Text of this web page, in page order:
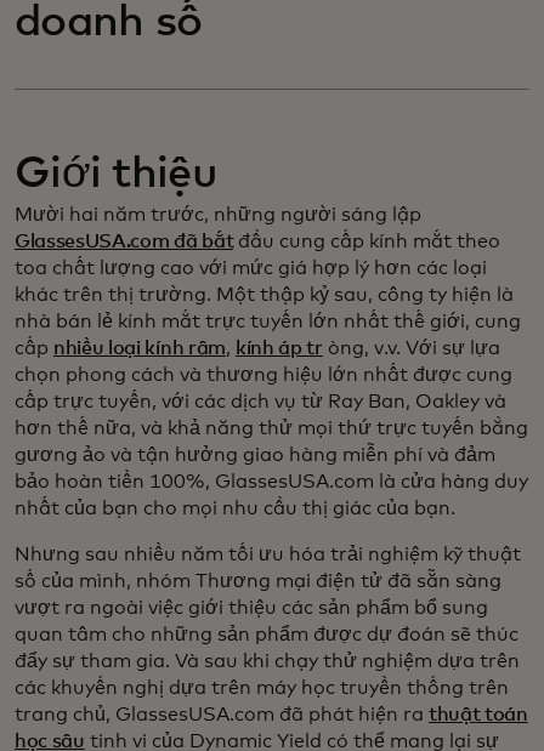
doanh số
Giới thiệu
Mười hai năm trước, những người sáng lập
GlassesUSA.com đã bắtđầu cung cấp kính mắt theo
toa chất lượng cao với mức giá hợp lý hơn các loại
khác trên thị trường. Một thập kỷ sau, công ty hiện là
nhà bán lẻ kính mắt trực tuyến lớn nhất thế giới, cung
cấp nhiều loại kính râm, kính áp tròng, v.v. Với sự lựa
chọn phong cách và thương hiệu lớn nhất được cung
cấp trực tuyến, với các dịch vụ từ Ray Ban, Oakley và
hơn thế nữa, và khả năng thử mọi thứ trực tuyến bằng
gương ảo và tận hưởng giao hàng miễn phí và đảm
bảo hoàn tiền 100%, GlassesUSA.com là cửa hàng duy
nhất của bạn cho mọi nhu cầu thị giác của bạn.
Nhưng sau nhiều năm tối ưu hóa trải nghiệm kỹ thuật
số của mình, nhóm Thương mại điện tử đã sẵn sàng
vượt ra ngoài việc giới thiệu các sản phẩm bổ sung
quan tâm cho những sản phẩm được dự đoán sẽ thúc
đẩy sự tham gia. Và sau khi chạy thử nghiệm dựa trên
các khuyến nghị dựa trên máy học truyền thống trên
trang chủ, GlassesUSA.com đã phát hiện ra thuật toán
học sâu tinh vi của Dynamic Yield có thể mang lại sự